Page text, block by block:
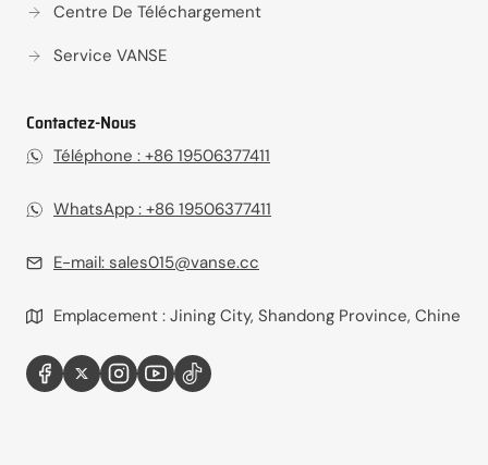
Centre De Téléchargement
Service VANSE
Contactez-Nous
Téléphone : +86 19506377411
WhatsApp : +86 19506377411
E-mail: sales015@vanse.cc
Emplacement : Jining City, Shandong Province, Chine